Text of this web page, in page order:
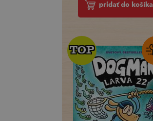
pridať do košíka
TOP
TOP